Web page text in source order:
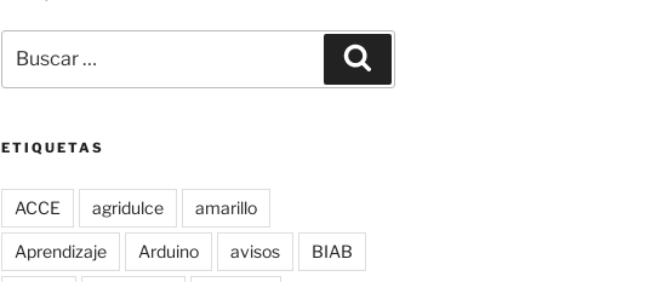
por:
ETIQUETAS
ACCE agridulce amarillo
Aprendizaje Arduino avisos BIAB